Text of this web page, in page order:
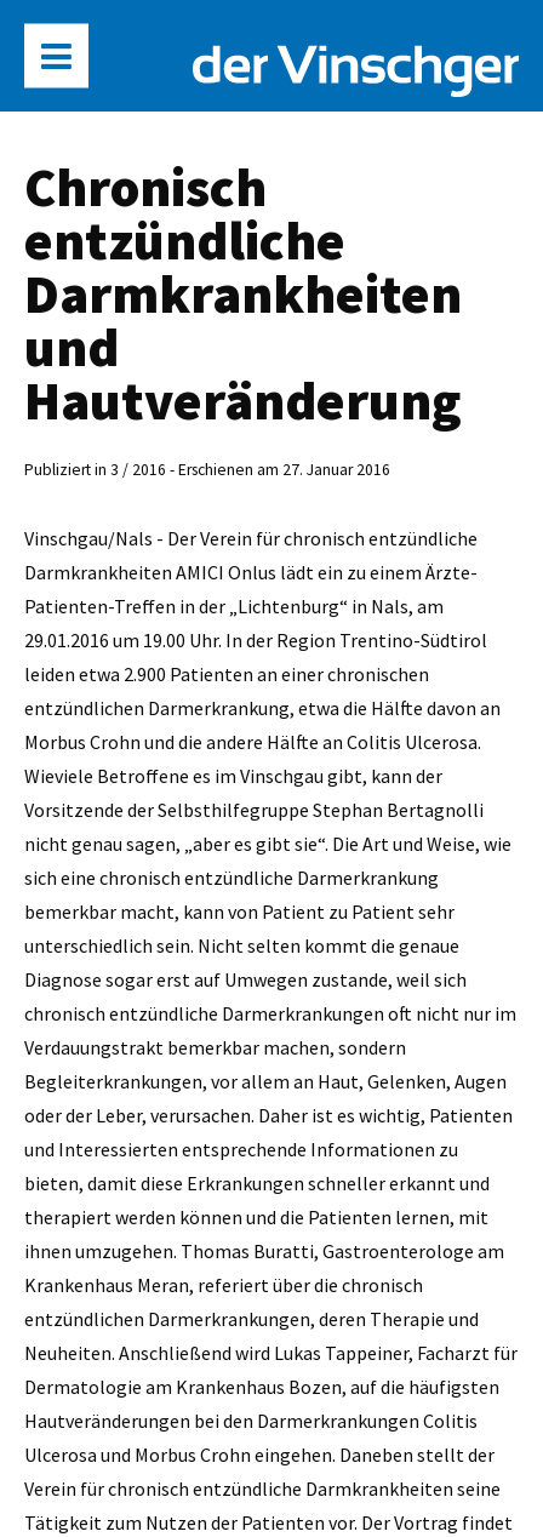
Chronisch
entzündliche
Darmkrankheiten
und
Hautveränderung
Publiziert in 3 / 2016 - Erschienen am 27. Januar 2016
Vinschgau/Nals - Der Verein für chronisch entzündliche
Darmkrankheiten AMICI Onlus lädt ein zu einem Ärzte-
Patienten-Treffen in der „Lichtenburg“ in Nals, am
29.01.2016 um 19.00 Uhr. In der Region Trentino-Südtirol
leiden etwa 2.900 Patienten an einer chronischen
entzündlichen Darmerkrankung, etwa die Hälfte davon an
Morbus Crohn und die andere Hälfte an Colitis Ulcerosa.
Wieviele Betroffene es im Vinschgau gibt, kann der
Vorsitzende der Selbsthilfegruppe Stephan Bertagnolli
nicht genau sagen, „aber es gibt sie“. Die Art und Weise, wie
sich eine chronisch entzündliche Darmerkrankung
bemerkbar macht, kann von Patient zu Patient sehr
unterschiedlich sein. Nicht selten kommt die genaue
Diagnose sogar erst auf Umwegen zustande, weil sich
chronisch entzündliche Darmerkrankungen oft nicht nur im
Verdauungstrakt bemerkbar machen, sondern
Begleiterkrankungen, vor allem an Haut, Gelenken, Augen
oder der Leber, verursachen. Daher ist es wichtig, Patienten
und Interessierten entsprechende Informationen zu
bieten, damit diese Erkrankungen schneller erkannt und
therapiert werden können und die Patienten lernen, mit
ihnen umzugehen. Thomas Buratti, Gastroenterologe am
Krankenhaus Meran, referiert über die chronisch
entzündlichen Darmerkrankungen, deren Therapie und
Neuheiten. Anschließend wird Lukas Tappeiner, Facharzt für
Dermatologie am Krankenhaus Bozen, auf die häufigsten
Hautveränderungen bei den Darmerkrankungen Colitis
Ulcerosa und Morbus Crohn eingehen. Daneben stellt der
Verein für chronisch entzündliche Darmkrankheiten seine
Tätigkeit zum Nutzen der Patienten vor. Der Vortrag findet